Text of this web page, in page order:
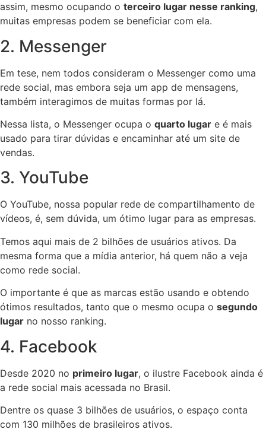
assim, mesmo ocupando o terceiro lugar nesse ranking,
muitas empresas podem se beneficiar com ela.
2. Messenger
Em tese, nem todos consideram o Messenger como uma
rede social, mas embora seja um app de mensagens,
também interagimos de muitas formas por lá.
Nessa lista, o Messenger ocupa o quarto lugar e é mais
usado para tirar dúvidas e encaminhar até um site de
vendas.
3. YouTube
O YouTube, nossa popular rede de compartilhamento de
vídeos, é, sem dúvida, um ótimo lugar para as empresas.
Temos aqui mais de 2 bilhões de usuários ativos. Da
mesma forma que a mídia anterior, há quem não a veja
como rede social.
O importante é que as marcas estão usando e obtendo
ótimos resultados, tanto que o mesmo ocupa o segundo
lugar no nosso ranking.
4. Facebook
Desde 2020 no primeiro lugar, o ilustre Facebook ainda é
a rede social mais acessada no Brasil.
Dentre os quase 3 bilhões de usuários, o espaço conta
com 130 milhões de brasileiros ativos.